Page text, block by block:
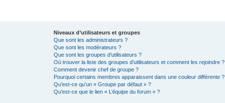
Niveaux d’utilisateurs et groupes
Que sont les administrateurs ?
Que sont les modérateurs ?
Que sont les groupes d’utilisateurs ?
Où trouver la liste des groupes d’utilisateurs et comment les rejoindre ?
Comment devenir chef de groupe ?
Pourquoi certains membres apparaissent dans une couleur différente ?
Qu’est-ce qu’un « Groupe par défaut » ?
Qu’est-ce que le lien « L’équipe du forum » ?